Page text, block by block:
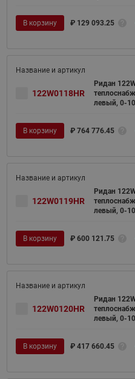
В корзину ₽ 129 093.25
122W0118HR
Ридан
левый, 0-
В корзину ₽ 764 776.45
122W0119HR
Ридан
левый, 0-
В корзину ₽ 600 121.75
122W0120HR
Ридан
левый, 0-
В корзину ₽ 417 660.45